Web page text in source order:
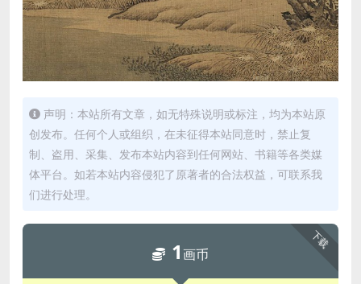
声明：本站所有文章，如无特殊说明或标注，均为本站原
创发布。任何个人或组织，在未征得本站同意时，禁止复
制、盗用、采集、发布本站内容到任何网站、书籍等各类媒
体平台。如若本站内容侵犯了原著者的合法权益，可联系我
们进行处理。
下载
1画币